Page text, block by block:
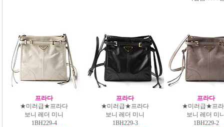
프라다
★미러급★프라다
보니 레더 미니
1BH229-4
프라다
★미러급★프라다
보니 레더 미니
1BH229-3
프라다
★미러급★프
보니 레더 미
1BH229-2